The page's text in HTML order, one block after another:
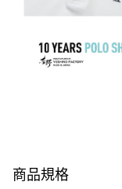
商品規格